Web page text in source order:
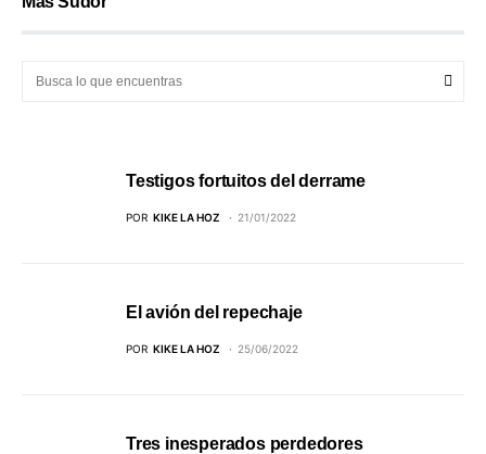
Testigos fortuitos del derrame
POR KIKE LA HOZ 21/01/2022
El avión del repechaje
POR KIKE LA HOZ 25/06/2022
Tres inesperados perdedores